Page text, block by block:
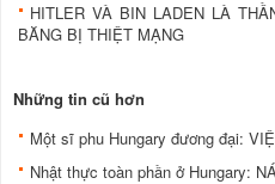
HITLER VÀ BIN LADEN LÀ
BĂNG BỊ THIỆT MẠNG
Những tin cũ hơn
Một sĩ phu Hungary đương đại:
Nhật thực toàn phần ở Hungary: